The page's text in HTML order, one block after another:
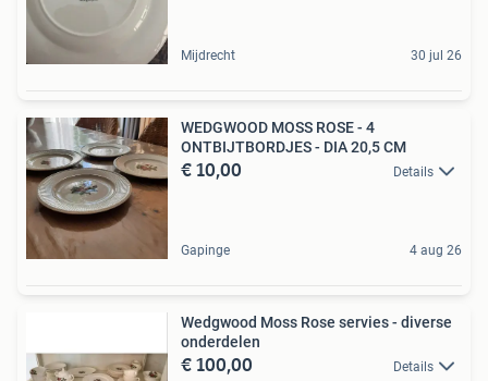
Mijdrecht 30 jul 26
WEDGWOOD MOSS ROSE - 4
ONTBIJTBORDJES - DIA 20,5 CM
€ 10,00 Details
Gapinge 4 aug 26
Wedgwood Moss Rose servies - diverse
onderdelen
€ 100,00 Details